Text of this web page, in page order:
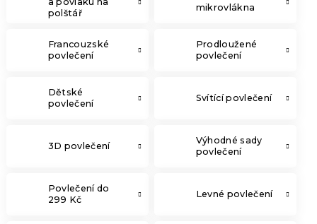
polštář
mikrovlákna
Francouzské
povlečení
Prodloužené
povlečení
Dětské
povlečení
Svítící povlečení
3D povlečení
Výhodné sady
povlečení
Povlečení do
299 Kč
Levné povlečení